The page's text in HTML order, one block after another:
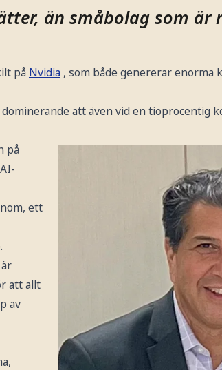
än småbolag som är
på Nvidia , som både genererar enorma
att även vid en tioprocentig
på
ett
att allt
av